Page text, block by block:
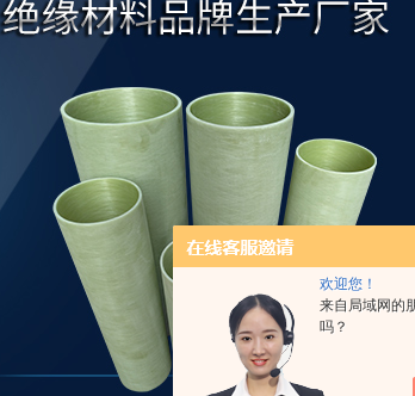
欢迎您！
来自局域网的
吗？